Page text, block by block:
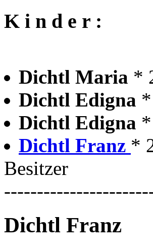
K i n d e r :
Dichtl Maria *
Dichtl Edigna
Dichtl Edigna
Dichtl Franz *
Besitzer
Dichtl Franz